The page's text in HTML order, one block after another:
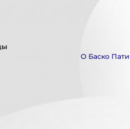
О Баско Пати